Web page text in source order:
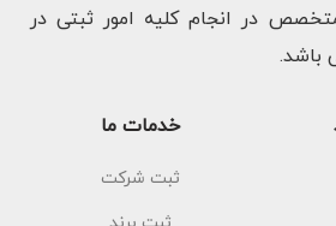
در انجام کلیه امور ثبتی در
باشد.
خدمات ما
ثبت شرکت